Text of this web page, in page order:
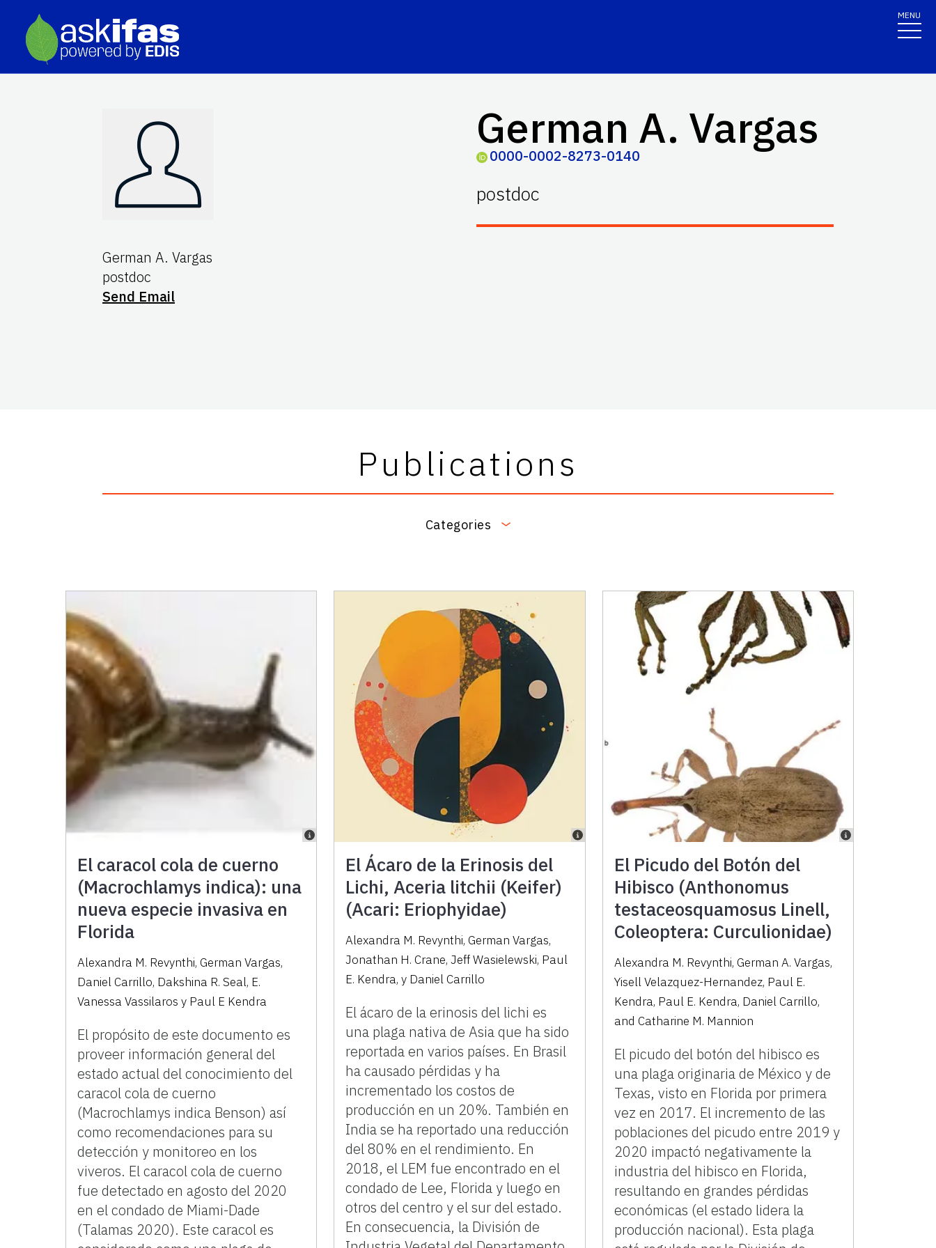
MENU
German A. Vargas
postdoc
Send Email
German A. Vargas
0000-0002-8273-0140
postdoc
Publications
Categories
El caracol cola de cuerno
(Macrochlamys indica): una
nueva especie invasiva en
Florida
Alexandra M. Revynthi, German Vargas,
Daniel Carrillo, Dakshina R. Seal, E.
Vanessa Vassilaros y Paul E Kendra
El propósito de este documento es
proveer información general del
estado actual del conocimiento del
caracol cola de cuerno
(Macrochlamys indica Benson) así
como recomendaciones para su
detección y monitoreo en los
viveros. El caracol cola de cuerno
fue detectado en agosto del 2020
en el condado de Miami-Dade
(Talamas 2020). Este caracol es
El Ácaro de la Erinosis del
Lichi, Aceria litchii (Keifer)
(Acari: Eriophyidae)
Alexandra M. Revynthi, German Vargas,
Jonathan H. Crane, Jeff Wasielewski, Paul
E. Kendra, y Daniel Carrillo
El ácaro de la erinosis del lichi es
una plaga nativa de Asia que ha sido
reportada en varios países. En Brasil
ha causado pérdidas y ha
incrementado los costos de
producción en un 20%. También en
India se ha reportado una reducción
del 80% en el rendimiento. En
2018, el LEM fue encontrado en el
condado de Lee, Florida y luego en
otros del centro y el sur del estado.
En consecuencia, la División de
El Picudo del Botón del
Hibisco (Anthonomus
testaceosquamosus Linell,
Coleoptera: Curculionidae)
Alexandra M. Revynthi, German A. Vargas,
Yisell Velazquez-Hernandez, Paul E.
Kendra, Paul E. Kendra, Daniel Carrillo,
and Catharine M. Mannion
El picudo del botón del hibisco es
una plaga originaria de México y de
Texas, visto en Florida por primera
vez en 2017. El incremento de las
poblaciones del picudo entre 2019 y
2020 impactó negativamente la
industria del hibisco en Florida,
resultando en grandes pérdidas
económicas (el estado lidera la
producción nacional). Esta plaga